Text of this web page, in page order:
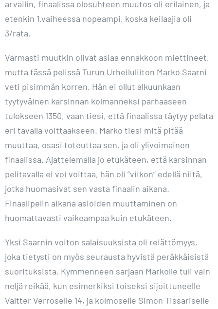
arvailin, finaalissa olosuhteen muutos oli erilainen, ja
etenkin 1.vaiheessa nopeampi, koska keilaajia oli
3/rata.
Varmasti muutkin olivat asiaa ennakkoon miettineet,
mutta tässä pelissä Turun Urheiluliiton Marko Saarni
veti pisimmän korren. Hän ei ollut alkuunkaan
tyytyväinen karsinnan kolmanneksi parhaaseen
tulokseen 1350, vaan tiesi, että finaalissa täytyy pelata
eri tavalla voittaakseen. Marko tiesi mitä pitää
muuttaa, osasi toteuttaa sen, ja oli ylivoimainen
finaalissa. Ajattelemalla jo etukäteen, että karsinnan
pelitavalla ei voi voittaa, hän oli ”viikon” edellä niitä,
jotka huomasivat sen vasta finaalin aikana.
Finaalipelin aikana asioiden muuttaminen on
huomattavasti vaikeampaa kuin etukäteen.
Yksi Saarnin voiton salaisuuksista oli reiättömyys,
joka tietysti on myös seurausta hyvistä peräkkäisistä
suorituksista. Kymmenneen sarjaan Markolle tuli vain
neljä reikää, kun esimerkiksi toiseksi sijoittuneelle
Valtter Verroselle 14, ja kolmoselle Simon Tissariselle